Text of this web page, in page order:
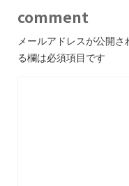
comment
メールアドレスが公開さ
る欄は必須項目です